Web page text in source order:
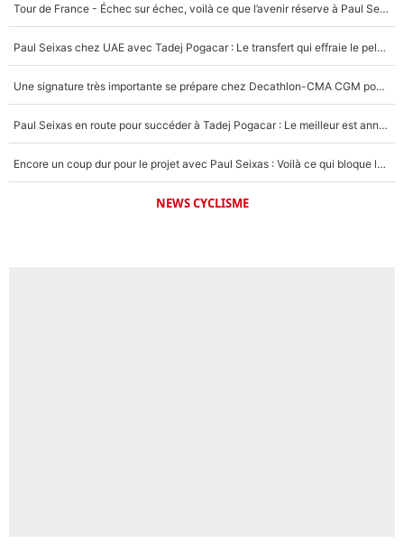
Tour de France - Échec sur échec, voilà ce que l’avenir réserve à Paul Seixas : «Tant qu’il y aura un Pogacar comme celui-là...»
Paul Seixas chez UAE avec Tadej Pogacar : Le transfert qui effraie le peloton, «c’est la pire des choses qui puisse arriver»
Une signature très importante se prépare chez Decathlon-CMA CGM pour aider Paul Seixas à gagner le Tour de France 2027
Paul Seixas en route pour succéder à Tadej Pogacar : Le meilleur est annoncé pour l’avenir de la pépite française
Encore un coup dur pour le projet avec Paul Seixas : Voilà ce qui bloque le transfert d’un coureur chez Decathlon-CMA CGM
NEWS CYCLISME